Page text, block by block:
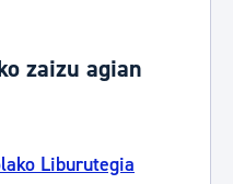
zaizu agian
Liburutegia